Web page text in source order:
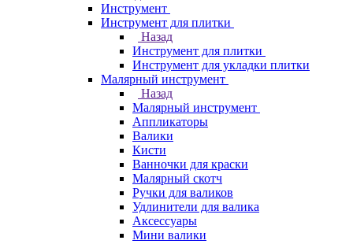
Инструмент
Инструмент для плитки
Назад
Инструмент для плитки
Инструмент для укладки плитки
Малярный инструмент
Назад
Малярный инструмент
Аппликаторы
Валики
Кисти
Ванночки для краски
Малярный скотч
Ручки для валиков
Удлинители для валика
Аксессуары
Мини валики